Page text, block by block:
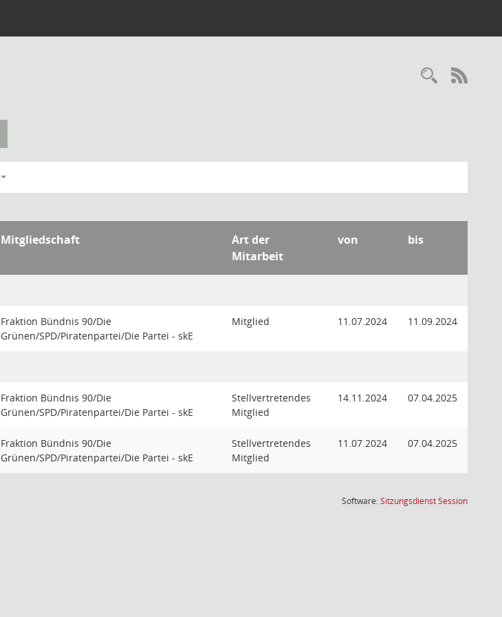
Mitgliedschaft
Art der
Mitarbeit
von bis
Fraktion Bündnis 90/Die
Grünen/SPD/Piratenpartei/Die Partei - skE
Mitglied 11.07.2024 11.09.2024
Fraktion Bündnis 90/Die
Grünen/SPD/Piratenpartei/Die Partei - skE
Stellvertretendes
Mitglied
14.11.2024 07.04.2025
Fraktion Bündnis 90/Die
Grünen/SPD/Piratenpartei/Die Partei - skE
Stellvertretendes
Mitglied
11.07.2024 07.04.2025
Software:SitzungsdienstSession(Wird in